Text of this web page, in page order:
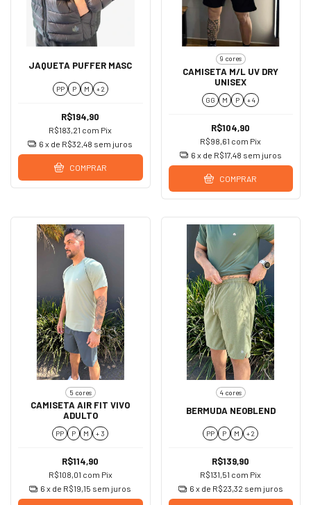
JAQUETA PUFFER MASC
PP P M + 2
R$194,90
R$183,21 com Pix
6 x de R$32,48 sem juros
COMPRAR
9 cores
CAMISETA M/L UV DRY
UNISEX
GG M P + 4
R$104,90
R$98,61 com Pix
6 x de R$17,48 sem juros
COMPRAR
5 cores
CAMISETA AIR FIT VIVO
ADULTO
PP P M + 3
R$114,90
R$108,01 com Pix
6 x de R$19,15 sem juros
4 cores
BERMUDA NEOBLEND
PP P M + 2
R$139,90
R$131,51 com Pix
6 x de R$23,32 sem juros